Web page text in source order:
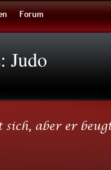
Forum
Judo
aber er